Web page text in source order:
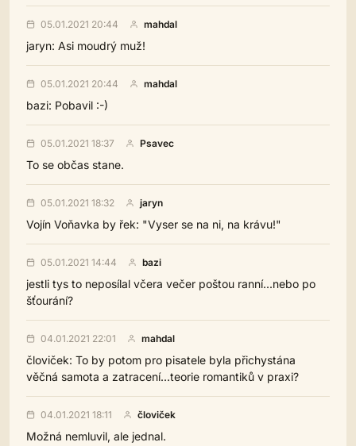
05.01.2021 20:44 mahdal
jaryn: Asi moudrý muž!
05.01.2021 20:44 mahdal
bazi: Pobavil :-)
05.01.2021 18:37 Psavec
To se občas stane.
05.01.2021 18:32 jaryn
Vojín Voňavka by řek: "Vyser se na ni, na krávu!"
05.01.2021 14:44 bazi
jestli tys to neposílal včera večer poštou ranní...nebo po
šťourání?
04.01.2021 22:01 mahdal
človiček: To by potom pro pisatele byla přichystána
věčná samota a zatracení...teorie romantiků v praxi?
04.01.2021 18:11 človiček
Možná nemluvil, ale jednal.